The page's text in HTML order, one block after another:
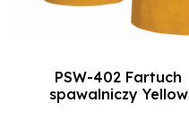
PSW-402 Fartuch
spawalniczy Yellow